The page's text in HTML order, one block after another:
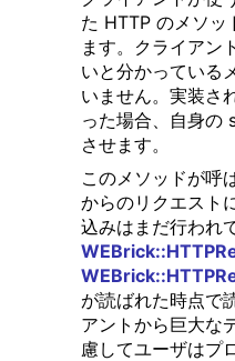
た HTTP のメソッ
ます。クライアン
いと分かっている
いません。実装さ
った場合、自身の
させます。
このメソッドが呼
からのリクエスト
込みはまだ行われ
が読ばれた時点で
アントから巨大な
慮してユーザはプ